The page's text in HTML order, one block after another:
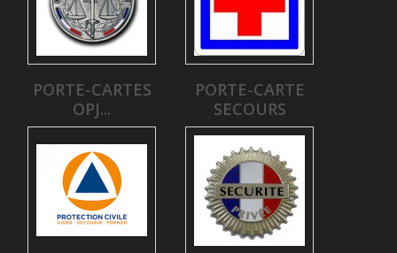
PORTE-CARTES
OPJ...
PORTE-CARTE
SECOURS